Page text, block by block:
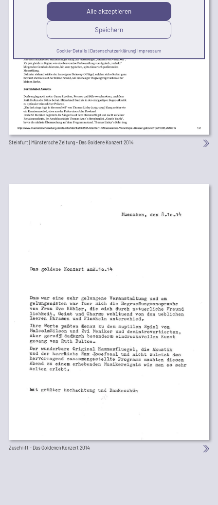
Steinfurt | Münstersche Zeitung - Das Goldene Konzert 2014
Zuschrift - Das Goldenen Konzert 2014
Alle akzeptieren
Speichern
Cookie-Details |Datenschutzerklärung| Impressum